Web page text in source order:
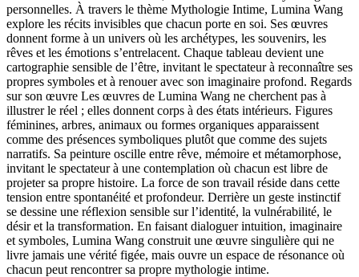
personnelles. À travers le thème Mythologie Intime, Lumina Wang
explore les récits invisibles que chacun porte en soi. Ses œuvres
donnent forme à un univers où les archétypes, les souvenirs, les
rêves et les émotions s’entrelacent. Chaque tableau devient une
cartographie sensible de l’être, invitant le spectateur à reconnaître ses
propres symboles et à renouer avec son imaginaire profond. Regards
sur son œuvre Les œuvres de Lumina Wang ne cherchent pas à
illustrer le réel ; elles donnent corps à des états intérieurs. Figures
féminines, arbres, animaux ou formes organiques apparaissent
comme des présences symboliques plutôt que comme des sujets
narratifs. Sa peinture oscille entre rêve, mémoire et métamorphose,
invitant le spectateur à une contemplation où chacun est libre de
projeter sa propre histoire. La force de son travail réside dans cette
tension entre spontanéité et profondeur. Derrière un geste instinctif
se dessine une réflexion sensible sur l’identité, la vulnérabilité, le
désir et la transformation. En faisant dialoguer intuition, imaginaire
et symboles, Lumina Wang construit une œuvre singulière qui ne
livre jamais une vérité figée, mais ouvre un espace de résonance où
chacun peut rencontrer sa propre mythologie intime.